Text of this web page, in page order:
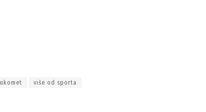
osvojio jedan od najjačih svjetskih turnira!